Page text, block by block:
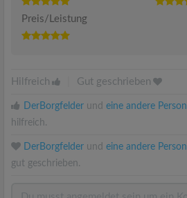
Preis/Leistung
Hilfreich Gut geschrieben
DerBorgfelder und eine andere Person
hilfreich.
DerBorgfelder und eine andere Person
gut geschrieben.